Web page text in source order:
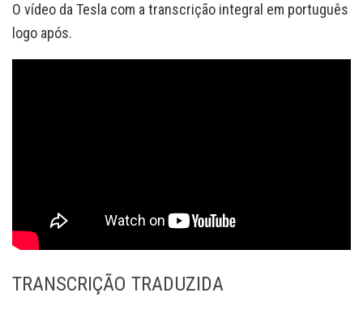
O vídeo da Tesla com a transcrição integral em português
logo após.
TRANSCRIÇÃO TRADUZIDA